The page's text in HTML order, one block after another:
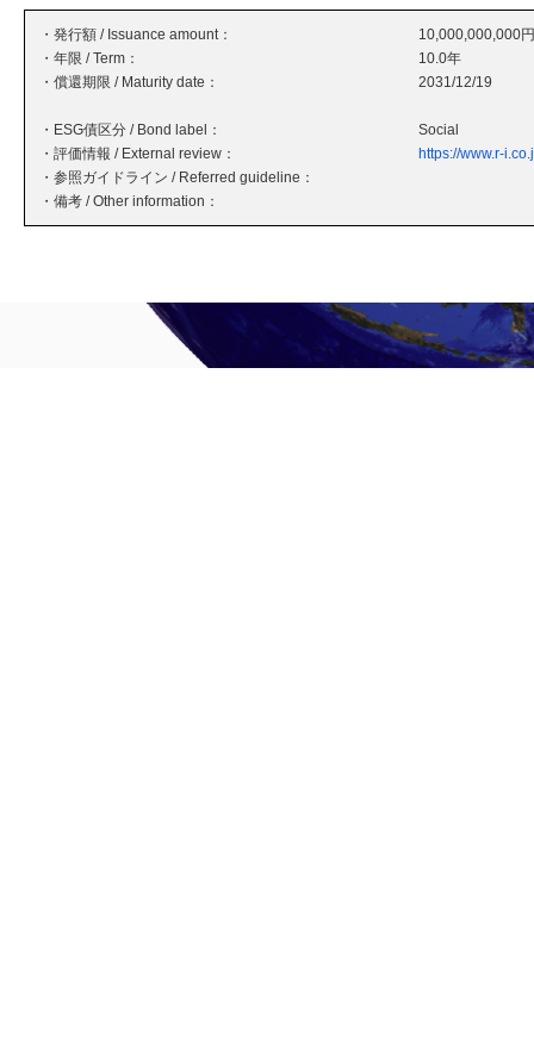
・発行額 / Issuance amount：
10,000,000,000円
・年限 / Term：
10.0年
・償還期限 / Maturity date：
2031/12/19
・ESG債区分 / Bond label：
Social
・評価情報 / External review：
https://www.r-
・参照ガイドライン / Referred guideline：
・備考 / Other information：